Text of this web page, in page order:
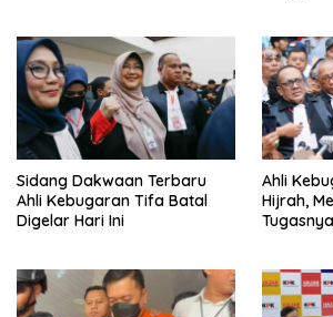
Sidang Dakwaan Terbaru
Ahli Kebugaran Tifa Batal
Digelar Hari Ini
Ahli
Hijrah,